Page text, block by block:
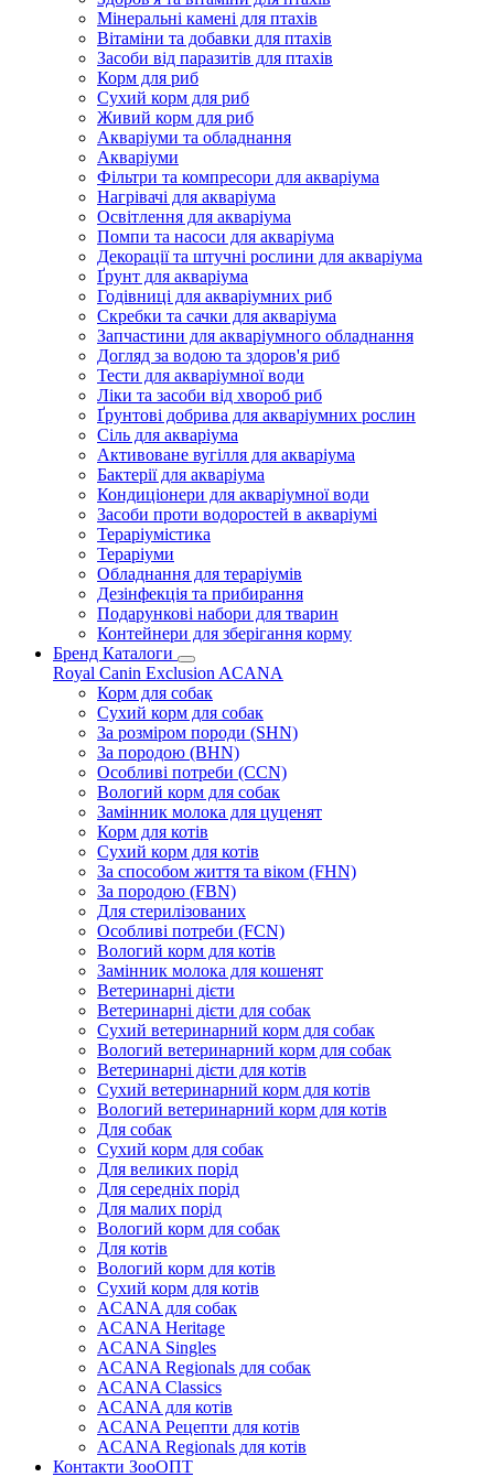
Мінеральні камені для птахів
Вітаміни та добавки для птахів
Засоби від паразитів для птахів
Корм для риб
Сухий корм для риб
Живий корм для риб
Акваріуми та обладнання
Акваріуми
Фільтри та компресори для акваріума
Нагрівачі для акваріума
Освітлення для акваріума
Помпи та насоси для акваріума
Декорації та штучні рослини для акваріума
Ґрунт для акваріума
Годівниці для акваріумних риб
Скребки та сачки для акваріума
Запчастини для акваріумного обладнання
Догляд за водою та здоров'я риб
Тести для акваріумної води
Ліки та засоби від хвороб риб
Ґрунтові добрива для акваріумних рослин
Сіль для акваріума
Активоване вугілля для акваріума
Бактерії для акваріума
Кондиціонери для акваріумної води
Засоби проти водоростей в акваріумі
Тераріумістика
Тераріуми
Обладнання для тераріумів
Дезінфекція та прибирання
Подарункові набори для тварин
Контейнери для зберігання корму
Бренд Каталоги
Royal Canin Exclusion ACANA
Корм для собак
Сухий корм для собак
За розміром породи (SHN)
За породою (BHN)
Особливі потреби (CCN)
Вологий корм для собак
Замінник молока для цуценят
Корм для котів
Сухий корм для котів
За способом життя та віком (FHN)
За породою (FBN)
Для стерилізованих
Особливі потреби (FCN)
Вологий корм для котів
Замінник молока для кошенят
Ветеринарні дієти
Ветеринарні дієти для собак
Сухий ветеринарний корм для собак
Вологий ветеринарний корм для собак
Ветеринарні дієти для котів
Сухий ветеринарний корм для котів
Вологий ветеринарний корм для котів
Для собак
Сухий корм для собак
Для великих порід
Для середніх порід
Для малих порід
Вологий корм для собак
Для котів
Вологий корм для котів
Сухий корм для котів
ACANA для собак
ACANA Heritage
ACANA Singles
ACANA Regionals для собак
ACANA Classics
ACANA для котів
ACANA Рецепти для котів
ACANA Regionals для котів
Контакти ЗооОПТ